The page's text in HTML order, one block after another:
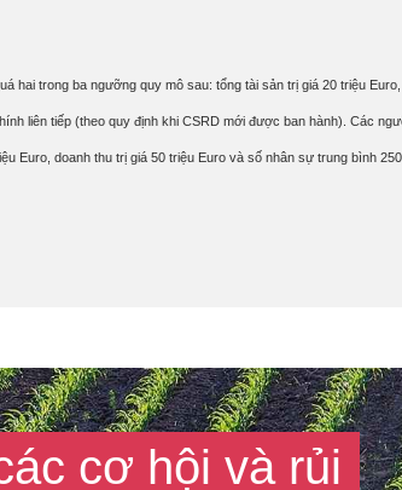
hai trong ba ngưỡng quy mô sau: tổng tài sản trị giá 20 triệu
liên tiếp (theo quy định khi CSRD mới được ban hành). Các
Euro, doanh thu trị giá 50 triệu Euro và số nhân sự trung bình
cơ hội và rủi